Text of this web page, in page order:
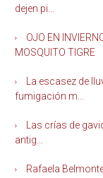
dejen pi...
OJO EN
MOSQUITO TIGRE
La escasez de
fumigación m...
Las crías de
antig...
Rafaela